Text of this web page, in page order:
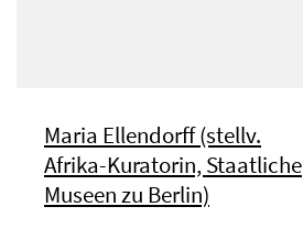
Maria Ellendorff (stellv.
Afrika-Kuratorin, Staatliche
Museen zu Berlin)